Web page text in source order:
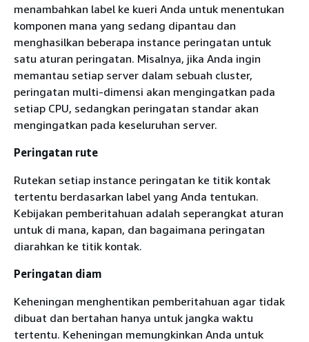
menambahkan label ke kueri Anda untuk menentukan
komponen mana yang sedang dipantau dan
menghasilkan beberapa instance peringatan untuk
satu aturan peringatan. Misalnya, jika Anda ingin
memantau setiap server dalam sebuah cluster,
peringatan multi-dimensi akan mengingatkan pada
setiap CPU, sedangkan peringatan standar akan
mengingatkan pada keseluruhan server.
Peringatan rute
Rutekan setiap instance peringatan ke titik kontak
tertentu berdasarkan label yang Anda tentukan.
Kebijakan pemberitahuan adalah seperangkat aturan
untuk di mana, kapan, dan bagaimana peringatan
diarahkan ke titik kontak.
Peringatan diam
Keheningan menghentikan pemberitahuan agar tidak
dibuat dan bertahan hanya untuk jangka waktu
tertentu. Keheningan memungkinkan Anda untuk